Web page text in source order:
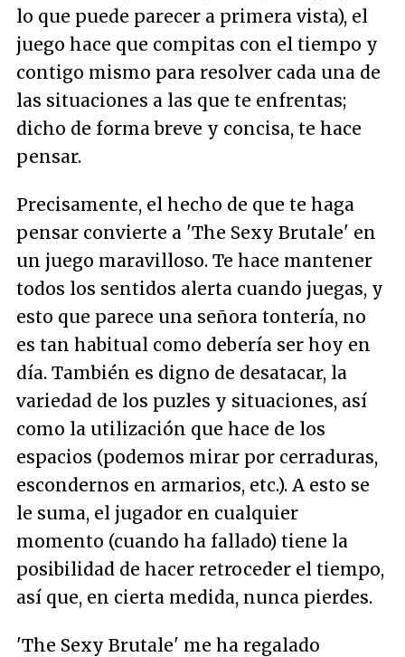
lo que puede parecer a primera vista), el
juego hace que compitas con el tiempo y
contigo mismo para resolver cada una de
las situaciones a las que te enfrentas;
dicho de forma breve y concisa, te hace
pensar.
Precisamente, el hecho de que te haga
pensar convierte a 'The Sexy Brutale' en
un juego maravilloso. Te hace mantener
todos los sentidos alerta cuando juegas, y
esto que parece una señora tontería, no
es tan habitual como debería ser hoy en
día. También es digno de desatacar, la
variedad de los puzles y situaciones, así
como la utilización que hace de los
espacios (podemos mirar por cerraduras,
escondernos en armarios, etc.). A esto se
le suma, el jugador en cualquier
momento (cuando ha fallado) tiene la
posibilidad de hacer retroceder el tiempo,
así que, en cierta medida, nunca pierdes.
'The Sexy Brutale' me ha regalado